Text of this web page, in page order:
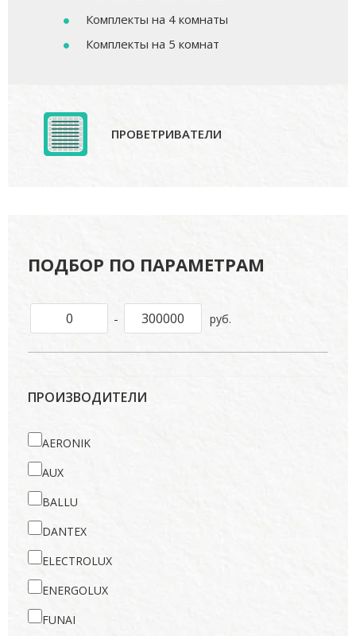
Комплекты на 4 комнаты
Комплекты на 5 комнат
ПРОВЕТРИВАТЕЛИ
ПОДБОР ПО ПАРАМЕТРАМ
- руб.
ПРОИЗВОДИТЕЛИ
AERONIK
AUX
BALLU
DANTEX
ELECTROLUX
ENERGOLUX
FUNAI